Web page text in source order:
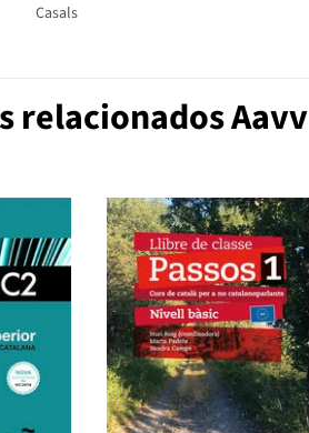
Casals
relacionados Aavv